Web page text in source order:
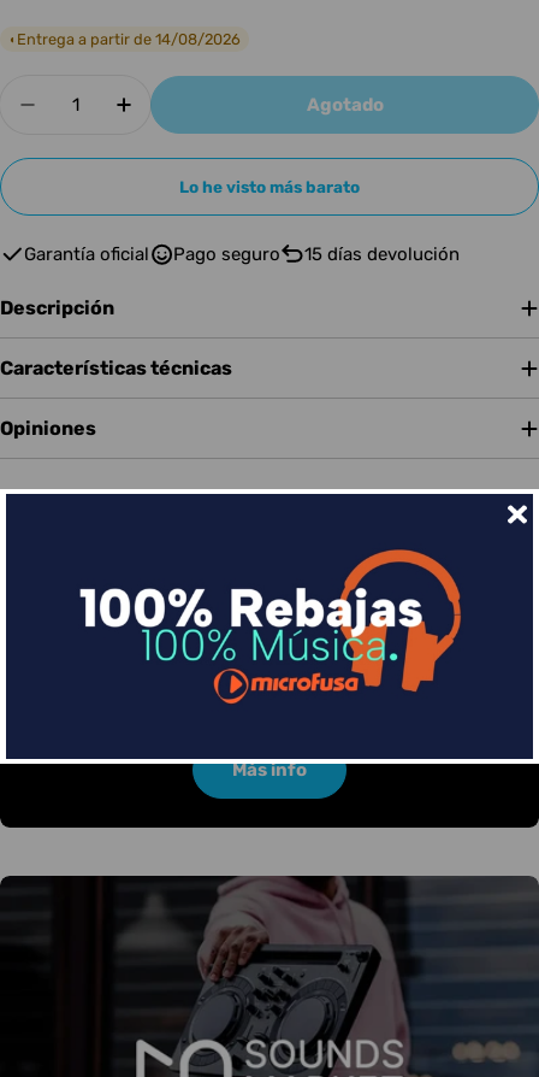
◐ Entrega a partir de 14/08/2026
Disminuir cantidad para BLACKSTAR BEAM
Aumentar cantidad para BLACKSTAR
Agotado
Lo he visto más barato
Garantía oficial Pago seguro 15 días devolución
Descripción
Características técnicas
Opiniones
Financia tus compras con Sequra
Divide en 3 sin coste o hasta en 18 meses por una
Más info